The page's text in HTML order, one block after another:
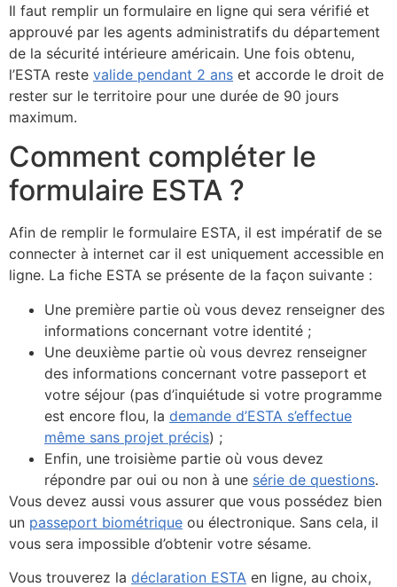
Il faut remplir un formulaire en ligne qui sera vérifié et
approuvé par les agents administratifs du département
de la sécurité intérieure américain. Une fois obtenu,
l’ESTA reste valide pendant 2 ans et accorde le droit de
rester sur le territoire pour une durée de 90 jours
maximum.
Comment compléter le
formulaire ESTA ?
Afin de remplir le formulaire ESTA, il est impératif de se
connecter à internet car il est uniquement accessible en
ligne. La fiche ESTA se présente de la façon suivante :
Une première partie où vous devez renseigner des
informations concernant votre identité ;
Une deuxième partie où vous devrez renseigner
des informations concernant votre passeport et
votre séjour (pas d’inquiétude si votre programme
est encore flou, la demande d’ESTA s’effectue
même sans projet précis) ;
Enfin, une troisième partie où vous devez
répondre par oui ou non à une série de questions.
Vous devez aussi vous assurer que vous possédez bien
un passeport biométrique ou électronique. Sans cela, il
vous sera impossible d’obtenir votre sésame.
Vous trouverez la déclaration ESTA en ligne, au choix,